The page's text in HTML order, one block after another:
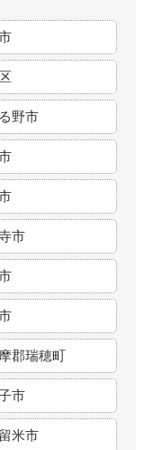
野市
市
郡瑞穂町
市
米市